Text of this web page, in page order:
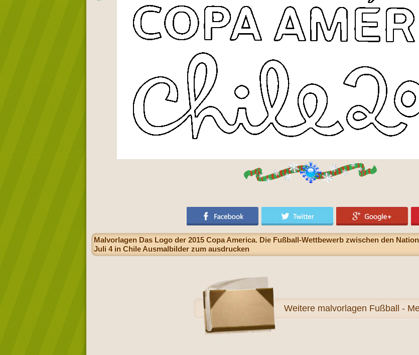
Malvorlagen Das Logo der 2015 Copa America. Die Fußball-Wettbewerb zwischen den
Juli 4 in Chile Ausmalbilder zum ausdrucken
Weitere malvorlagen Fußball -